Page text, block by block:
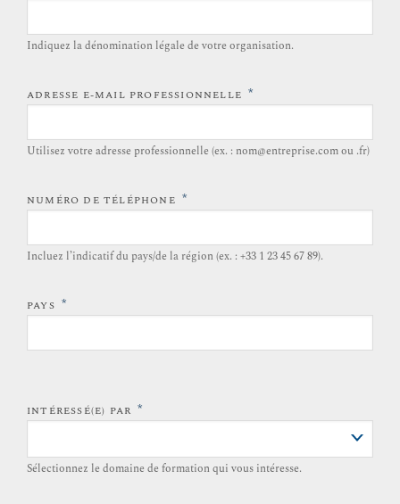
Indiquez la dénomination légale de votre organisation.
ADRESSE E-MAIL PROFESSIONNELLE *
Utilisez votre adresse professionnelle (ex. : nom@entreprise.com ou .fr)
NUMÉRO DE TÉLÉPHONE *
Incluez l’indicatif du pays/de la région (ex. : +33 1 23 45 67 89).
PAYS *
INTÉRESSÉ(E) PAR *
Sélectionnez le domaine de formation qui vous intéresse.